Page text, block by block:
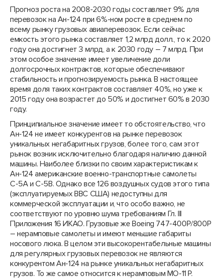
Прогноз роста на 2008-2030 годы составляет 9% для
перевозок на Ан-124 при 6%-ном росте в среднем по
всему рынку грузовых авиаперевозок. Если сейчас
емкость этого рынка составляет 1,2 млрд долл., то к 2020
году она достигнет 3 млрд, а к 2030 году – 7 млрд. При
этом особое значение имеет увеличение доли
долгосрочных контрактов, которые обеспечивают
стабильность и прогнозируемость рынка. В настоящее
время доля таких контрактов составляет 40%, но уже к
2015 году она возрастет до 50% и достигнет 60% в 2030
году.
Принципиальное значение имеет то обстоятельство, что
Ан-124 не имеет конкурентов на рынке перевозок
уникальных негабаритных грузов, более того, сам этот
рынок возник исключительно благодаря наличию данной
машины. Наиболее близки по своим характеристикам к
Ан-124 американские военно-транспортные самолеты
С-5А и С-5В. Однако все 126 воздушных судов этого типа
(эксплуатируемых ВВС США) недоступны для
коммерческой эксплуатации и, что особо важно, не
соответствуют по уровню шума требованиям Гл. III
Приложения 16 ИКАО. Грузовые же Boeing 747-400Р/800Р
– нерамповые самолеты и имеют меньшие габариты
носового люка. В целом эти высокорентабельные машины
для регулярных грузовых перевозок не являются
конкурентом Ан-124 на рынке уникальных негабаритных
грузов. То же самое относится к нерамповым МО-11 Р.